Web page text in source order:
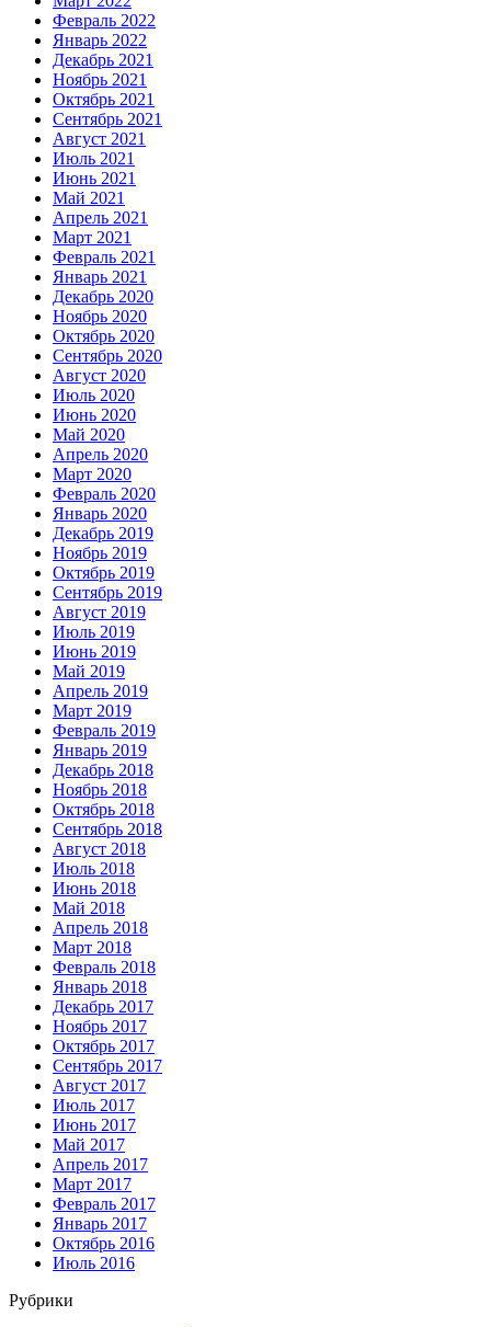
Февраль 2022
Январь 2022
Декабрь 2021
Ноябрь 2021
Октябрь 2021
Сентябрь 2021
Август 2021
Июль 2021
Июнь 2021
Май 2021
Апрель 2021
Март 2021
Февраль 2021
Январь 2021
Декабрь 2020
Ноябрь 2020
Октябрь 2020
Сентябрь 2020
Август 2020
Июль 2020
Июнь 2020
Май 2020
Апрель 2020
Март 2020
Февраль 2020
Январь 2020
Декабрь 2019
Ноябрь 2019
Октябрь 2019
Сентябрь 2019
Август 2019
Июль 2019
Июнь 2019
Май 2019
Апрель 2019
Март 2019
Февраль 2019
Январь 2019
Декабрь 2018
Ноябрь 2018
Октябрь 2018
Сентябрь 2018
Август 2018
Июль 2018
Июнь 2018
Май 2018
Апрель 2018
Март 2018
Февраль 2018
Январь 2018
Декабрь 2017
Ноябрь 2017
Октябрь 2017
Сентябрь 2017
Август 2017
Июль 2017
Июнь 2017
Май 2017
Апрель 2017
Март 2017
Февраль 2017
Январь 2017
Октябрь 2016
Июль 2016
Рубрики